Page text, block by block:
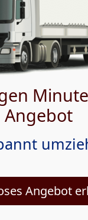
Angebot
Angebot